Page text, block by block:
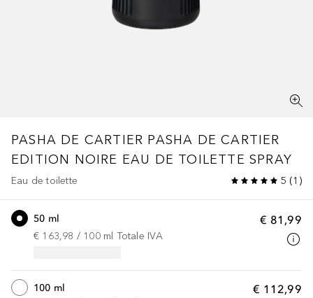
PASHA DE CARTIER PASHA DE CARTIER
EDITION NOIRE EAU DE TOILETTE SPRAY
Eau de toilette 5 (1 )
€ 81,99
50 ml
€ 163,98 / 100 ml Totale IVA
€ 112,99
100 ml